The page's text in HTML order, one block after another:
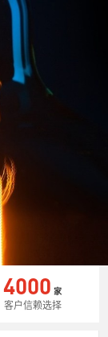
4000 家
客户信赖选择